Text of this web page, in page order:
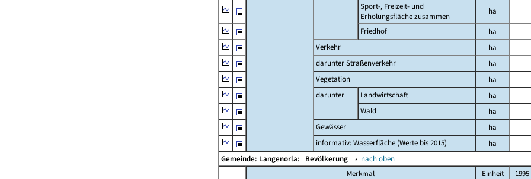
Sport-, Freizeit- und
Erholungsfläche zusammen
ha
Friedhof
ha
Verkehr
ha
darunter Straßenverkehr
ha
Vegetation
ha
darunter
Landwirtschaft
ha
Wald
ha
Gewässer
ha
informativ: Wasserfläche (Werte bis 2015)
ha
Gemeinde: Langenorla: Bevölkerung ▴ nach oben
Merkmal
Einheit 1995